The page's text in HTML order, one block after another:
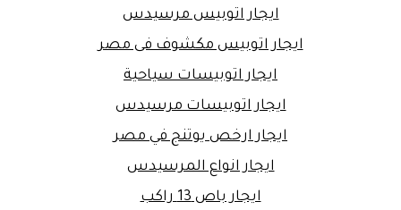
ايجار اتوبيس مرسيدس
ايجار اتوبيس مكشوف فى مصر
ايجار اتوبيسات سياحية
ايجار اتوبيسات مرسيدس
ايجار ارخص يوتنج في مصر
ايجار انواع المرسيدس
ايجار باص 13 راكب